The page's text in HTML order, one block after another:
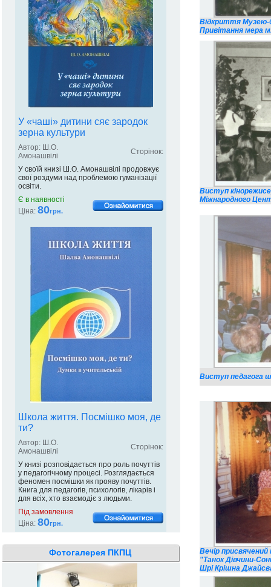
У «чаші» дитини сяє зародок
зерна культури
Автор: Ш.О.
Амонашвілі
Сторінок:
У своїй книзі Ш.О. Амонашвілі продовжує
свої роздуми над проблемою гуманізації
освіти.
Є в наявності
Ціна: 80грн.
Школа життя. Посмішко моя, де
ти?
Автор: Ш.О.
Амонашвілі
Сторінок:
У книзі розповідається про роль почуттів
у педагогічному процесі. Розглядається
феномен посмішки як прояву почуттів.
Книга для педагогів, психологів, лікарів і
для всіх, хто взаємодіє з людьми.
Під замовлення
Ціна: 80грн.
Фотогалерея ПКПЦ
Відкриття Музею-
Привітання мера
Виступ
Міжнародного
Виступ педагога
Вечір
"Танок Дівчини-
Шрі Крішна